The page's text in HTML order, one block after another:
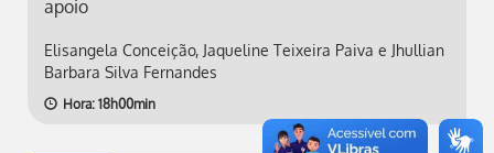
apoio
Elisangela Conceição, Jaqueline Teixeira Paiva e Jhullian
Barbara Silva Fernandes
Hora: 18h00min